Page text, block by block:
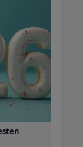
8:00
8:00 bis